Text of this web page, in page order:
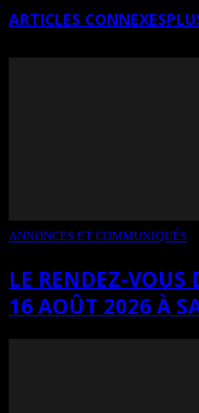
ARTICLES CONNEXES
ANNONCES ET COMMUNIQUÉS
LE RENDEZ-VOUS
16 AOÛT 2026 À